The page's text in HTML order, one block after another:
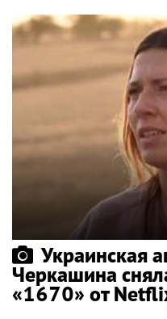
Украинская
Черкашина
«1670» от